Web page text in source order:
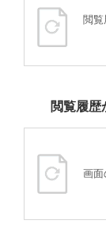
閲
閲覧履歴
画面